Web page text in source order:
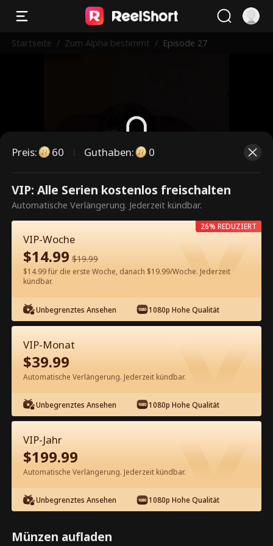
Startseite / Zum Alpha bestimmt / Episode 27
Dies ist eine kostenpflichtige
Episode. Bitte entsperren, um
weiterzusehen.
60Jetzt entsperren
Kostenlos in der App ansehen
Episode 27 - Zum Alpha bestimmt
Kompletter Film
1-50 51-70
27 28 30 31
Preis: 60 Guthaben: 0
VIP: Alle Serien kostenlos freischalten
Automatische Verlängerung. Jederzeit kündbar.
VIP-Woche
$14.99 $19.99
$14.99 für die erste Woche, danach $19.99/Woche. Jederzeit
kündbar.
Unbegrenztes Ansehen 1080p Hohe Qualität
26% REDUZIERT
VIP-Monat
$39.99
Automatische Verlängerung. Jederzeit kündbar.
Unbegrenztes Ansehen 1080p Hohe Qualität
VIP-Jahr
$199.99
Automatische Verlängerung. Jederzeit kündbar.
Unbegrenztes Ansehen 1080p Hohe Qualität
Münzen aufladen